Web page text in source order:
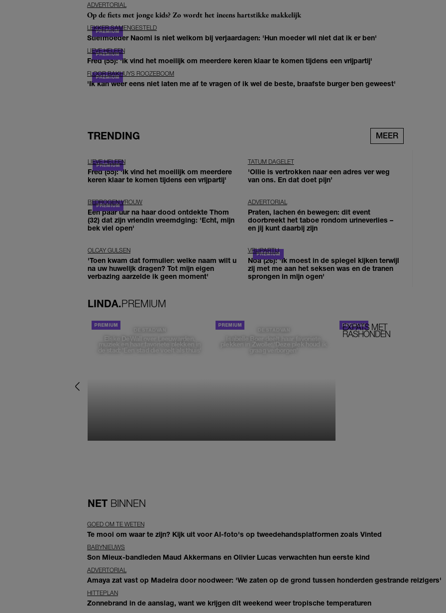
ADVERTORIAL
Op de fiets met jonge kids? Zo wordt het ineens hartstikke makkelijk
LEKKER SAMENGESTELD
Stiefmoeder Naomi is niet welkom bij verjaardagen: 'Hun moeder wil niet dat ik er ben'
LIEVE HELEEN
Fred (55): 'Ik vind het moeilijk om meerdere keren klaar te komen tijdens een vrijpartij'
FLOOR BAKHUYS ROOZEBOOM
'Ik kan weer eens niet laten me af te vragen of ik wel de beste, braafste burger ben geweest'
TRENDING MEER
LIEVE HELEEN
Fred (55): 'Ik vind het moeilijk om meerdere
keren klaar te komen tijdens een vrijpartij'
TATUM DAGELET
'Ollie is vertrokken naar een adres ver weg
van ons. En dat doet pijn’
BEDROGEN VROUW
Een paar uur na haar dood ontdekte Thom
(32) dat zijn vriendin vreemdging: 'Echt, mijn
bek viel open'
ADVERTORIAL
Praten, lachen én bewegen: dit event
doorbreekt het taboe rondom urineverlies –
en jij kunt daarbij zijn
OLCAY GULSEN
'Toen kwam dat formulier: welke naam wilt u
na uw huwelijk dragen? Tot mijn eigen
verbazing aarzelde ik geen moment'
VRIJPARTIJ
Noa (26): 'Ik moest in de spiegel kijken terwijl
zij met me aan het seksen was en de tranen
sprongen in mijn ogen'
LINDA.PREMIUM
DE STAD VAN
Elske DeWall over Leeuwarden,
muziek en haar favoriete plekken in
de stad: 'Een stad die voelt als thuis'
DE STAD VAN
Isabelle Boer deelt haar favoriete
plekken in Zwolle: 'Deze plek houd ik
graag verborgen'
EXPATS MET
RASHONDEN
NET BINNEN
GOED OM TE WETEN
Te mooi om waar te zijn? Kijk uit voor AI-foto's op tweedehandsplatformen zoals Vinted
BABYNIEUWS
Son Mieux-bandleden Maud Akkermans en Olivier Lucas verwachten hun eerste kind
ADVERTORIAL
Amaya zat vast op Madeira door noodweer: 'We zaten op de grond tussen honderden gestrande reizigers'
HITTEPLAN
Zonnebrand in de aanslag, want we krijgen dit weekend weer tropische temperaturen